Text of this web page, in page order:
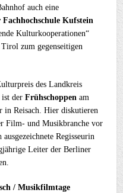
auch eine
Kufstein
Kulturkooperationen“
zum gegenseitigen
des Landkreis
ist derFrühschoppen am
in Reisach. Hier diskutieren
Film- und Musikbranche vor
Regisseurin
Leiter der Berliner
/ Musikfilmtage